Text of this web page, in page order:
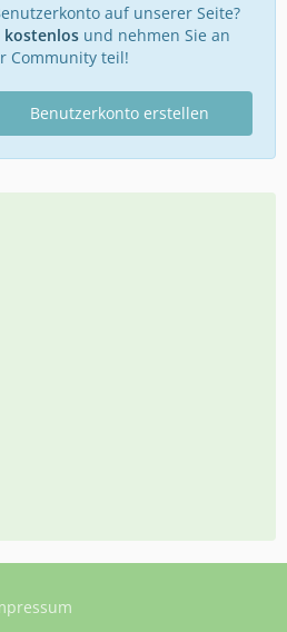
auf unserer Seite?
kostenlosund nehmen Sie an
Community teil!
Benutzerkonto erstellen